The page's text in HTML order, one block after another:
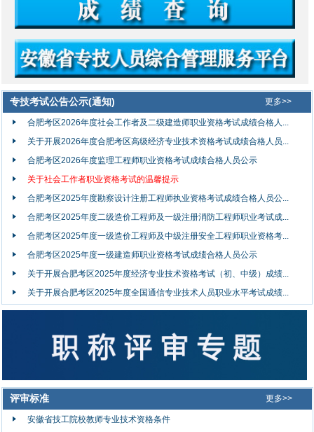
专技考试公告公示(通知) 更多>>
合肥考区2026年度社会工作者及二级建造师职业资格考试成绩合格人...
关于开展2026年度合肥考区高级经济专业技术资格考试成绩合格人员...
合肥考区2026年度监理工程师职业资格考试成绩合格人员公示
关于社会工作者职业资格考试的温馨提示
合肥考区2025年度勘察设计注册工程师执业资格考试成绩合格人员公...
合肥考区2025年度二级造价工程师及一级注册消防工程师职业考试成...
合肥考区2025年度一级造价工程师及中级注册安全工程师职业资格考...
合肥考区2025年度一级建造师职业资格考试成绩合格人员公示
关于开展合肥考区2025年度经济专业技术资格考试（初、中级）成绩...
关于开展合肥考区2025年度全国通信专业技术人员职业水平考试成绩...
评审标准 更多>>
安徽省技工院校教师专业技术资格条件